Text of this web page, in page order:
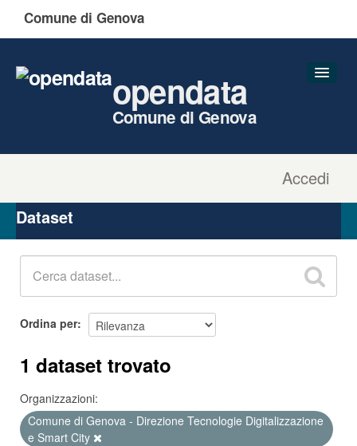
Comune di Genova
Accedi
opendata
Comune di Genova
Organizzazioni
Gruppi
Dataset
Ordina per
1 dataset trovato
Organizzazioni:
Comune di Genova - Direzione Tecnologie Digitalizzazione
e Smart City